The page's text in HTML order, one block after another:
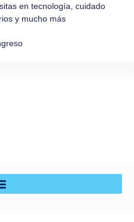
en tecnología, cuidado
y mucho más